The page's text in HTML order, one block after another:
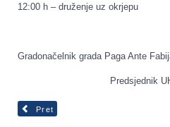
12:00 h – druženje uz okrjepu
Gradonačelnik grada Paga Ante
Predsjednik
Pret